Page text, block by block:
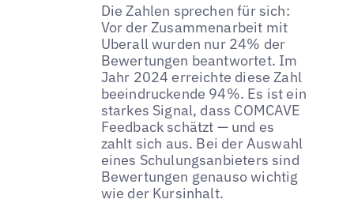
Die Zahlen sprechen für sich:
Vor der Zusammenarbeit mit
Uberall wurden nur 24% der
Bewertungen beantwortet. Im
Jahr 2024 erreichte diese Zahl
beeindruckende 94%. Es ist ein
starkes Signal, dass COMCAVE
Feedback schätzt — und es
zahlt sich aus. Bei der Auswahl
eines Schulungsanbieters sind
Bewertungen genauso wichtig
wie der Kursinhalt.